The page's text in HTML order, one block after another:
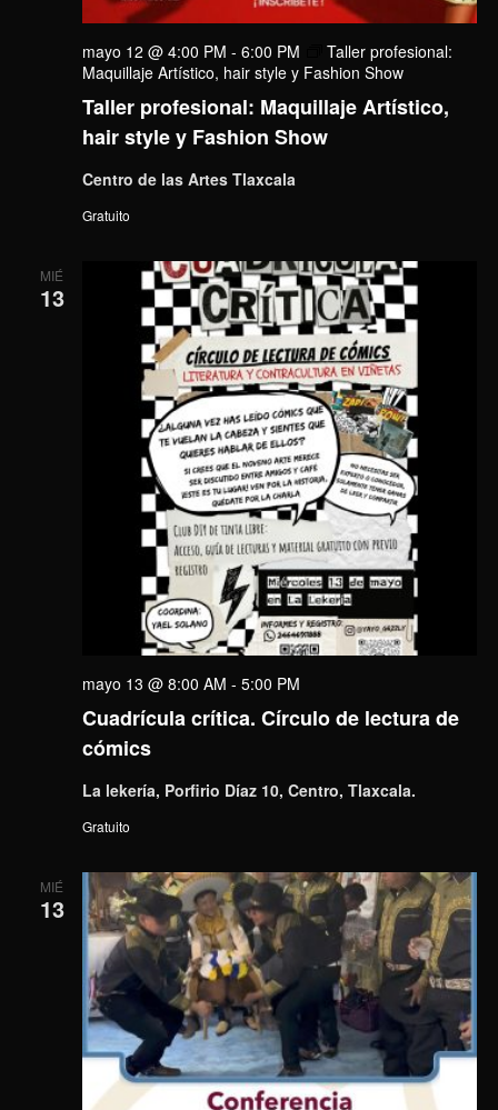
Taller profesional: Maquillaje Artístico,
hair style y Fashion Show
mayo 12 @ 4:00 PM - 6:00 PM
Taller profesional:
Maquillaje Artístico, hair style y Fashion Show
Centro de las Artes Tlaxcala
Gratuito
MIÉ
13
Cuadrícula crítica. Círculo de lectura de
cómics
mayo 13 @ 8:00 AM - 5:00 PM
La lekería, Porfirio Díaz 10, Centro, Tlaxcala.
Gratuito
MIÉ
13